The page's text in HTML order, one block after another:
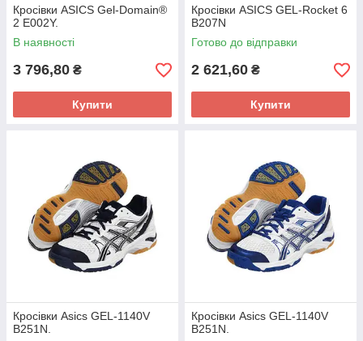
Кросівки ASICS Gel-Domain®
2 E002Y.
В наявності
3 796,80 ₴
Купити
Кросівки ASICS GEL-Rocket 6
B207N
Готово до відправки
2 621,60 ₴
Купити
Кросівки Asics GEL-1140V
B251N.
Кросівки Asics GEL-1140V
B251N.